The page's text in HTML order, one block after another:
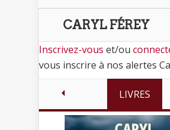
CARYL FÉREY
Inscrivez-vous et/ou
vous inscrire à nos alertes
LIVRES